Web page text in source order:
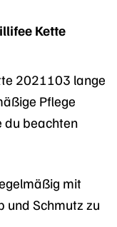
Kette
2021103 lange
Pflege
du beachten
mit
und Schmutz zu